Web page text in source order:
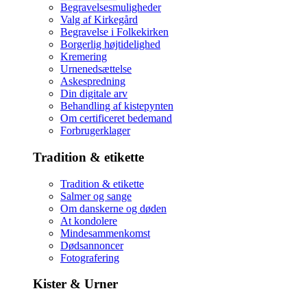
Begravelsesmuligheder
Valg af Kirkegård
Begravelse i Folkekirken
Borgerlig højtidelighed
Kremering
Urnenedsættelse
Askespredning
Din digitale arv
Behandling af kistepynten
Om certificeret bedemand
Forbrugerklager
Tradition & etikette
Tradition & etikette
Salmer og sange
Om danskerne og døden
At kondolere
Mindesammenkomst
Dødsannoncer
Fotografering
Kister & Urner